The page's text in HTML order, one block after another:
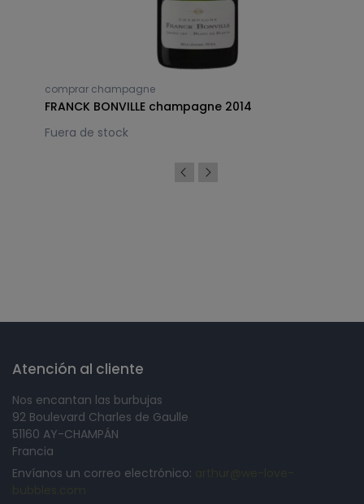
comprar champagne
FRANCK BONVILLE champagne 2014
Fuera de stock
Atención al cliente
Nos encantan las burbujas
92 Boulevard Charles de Gaulle
51160 AY-CHAMPÁN
Francia
Envíanos un correo electrónico: